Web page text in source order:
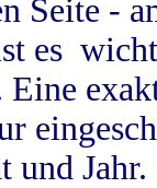
Seite -
es
und Jahr.